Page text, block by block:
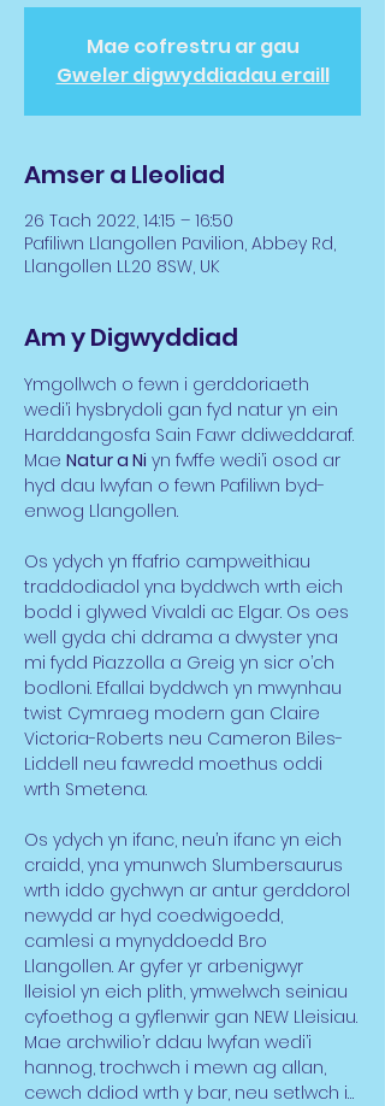
Mae cofrestru ar gau
Gweler digwyddiadau eraill
Amser a Lleoliad
26 Tach 2022, 14:15 – 16:50
Pafiliwn Llangollen Pavilion, Abbey Rd,
Llangollen LL20 8SW, UK
Am y Digwyddiad
Ymgollwch o fewn i gerddoriaeth
wedi’i hysbrydoli gan fyd natur yn ein
Harddangosfa Sain Fawr ddiweddaraf.
Mae Natur a Ni yn fwffe wedi’i osod ar
hyd dau lwyfan o fewn Pafiliwn byd-
enwog Llangollen.
Os ydych yn ffafrio campweithiau
traddodiadol yna byddwch wrth eich
bodd i glywed Vivaldi ac Elgar. Os oes
well gyda chi ddrama a dwyster yna
mi fydd Piazzolla a Greig yn sicr o’ch
bodloni. Efallai byddwch yn mwynhau
twist Cymraeg modern gan Claire
Victoria-Roberts neu Cameron Biles-
Liddell neu fawredd moethus oddi
wrth Smetena.
Os ydych yn ifanc, neu’n ifanc yn eich
craidd, yna ymunwch Slumbersaurus
wrth iddo gychwyn ar antur gerddorol
newydd ar hyd coedwigoedd,
camlesi a mynyddoedd Bro
Llangollen. Ar gyfer yr arbenigwyr
lleisiol yn eich plith, ymwelwch seiniau
cyfoethog a gyflenwir gan NEW Lleisiau.
Mae archwilio’r ddau lwyfan wedi’i
hannog, trochwch i mewn ag allan,
cewch ddiod wrth y bar, neu setlwch i…